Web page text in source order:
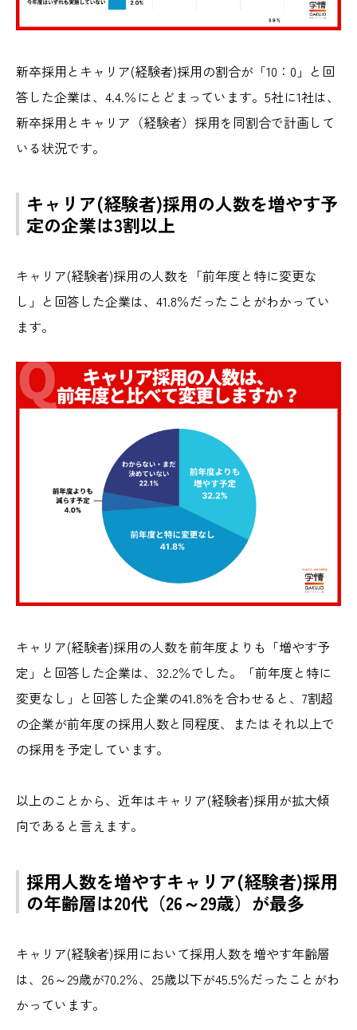
新卒採用とキャリア(経験者)採用の割合が「10：0」と回
答した企業は、4.4.％にとどまっています。5社に1社は、
新卒採用とキャリア（経験者）採用を同割合で計画して
いる状況です。
キャリア(経験者)採用の人数を増やす予
定の企業は3割以上
キャリア(経験者)採用の人数を「前年度と特に変更な
し」と回答した企業は、41.8％だったことがわかってい
ます。
キャリア(経験者)採用の人数を前年度よりも「増やす予
定」と回答した企業は、32.2％でした。「前年度と特に
変更なし」と回答した企業の41.8%を合わせると、7割超
の企業が前年度の採用人数と同程度、またはそれ以上で
の採用を予定しています。
以上のことから、近年はキャリア(経験者)採用が拡大傾
向であると言えます。
採用人数を増やすキャリア(経験者)採用
の年齢層は20代（26～29歳）が最多
キャリア(経験者)採用において採用人数を増やす年齢層
は、26～29歳が70.2％、25歳以下が45.5％だったことがわ
かっています。